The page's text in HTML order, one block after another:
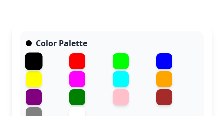
Color Palette